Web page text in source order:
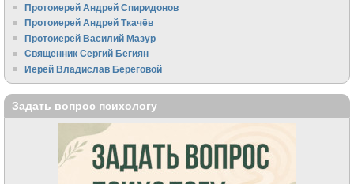
Протоиерей Андрей Спиридонов
Протоиерей Андрей Ткачёв
Протоиерей Василий Мазур
Священник Сергий Бегиян
Иерей Владислав Береговой
Задать вопрос психологу